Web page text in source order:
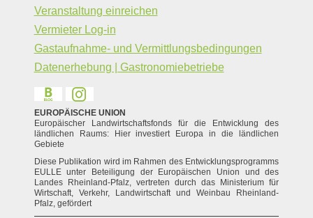
Veranstaltung einreichen
Vermieter Log-in
Gastaufnahme- und Vermittlungsbedingungen
Datenerhebung | Gastronomiebetriebe
EUROPÄISCHE UNION
Europäischer Landwirtschaftsfonds für die Entwicklung des
ländlichen Raums: Hier investiert Europa in die ländlichen
Gebiete
Diese Publikation wird im Rahmen des Entwicklungsprogramms
EULLE unter Beteiligung der Europäischen Union und des
Landes Rheinland-Pfalz, vertreten durch das Ministerium für
Wirtschaft, Verkehr, Landwirtschaft und Weinbau Rheinland-
Pfalz, gefördert